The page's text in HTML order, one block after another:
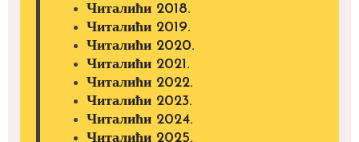
Читалићи 2018.
Читалићи 2019.
Читалићи 2020.
Читалићи 2021.
Читалићи 2022.
Читалићи 2023.
Читалићи 2024.
Читалићи 2025.